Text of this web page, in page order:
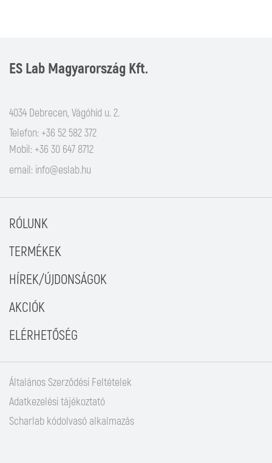
ES Lab Magyarország Kft.
4034 Debrecen, Vágóhíd u. 2.
Telefon: +36 52 582 372
Mobil: +36 30 647 8712
email: info@eslab.hu
RÓLUNK
TERMÉKEK
HÍREK/ÚJDONSÁGOK
AKCIÓK
ELÉRHETŐSÉG
Általános Szerződési Feltételek
Adatkezelési tájékoztató
Scharlab kódolvasó alkalmazás